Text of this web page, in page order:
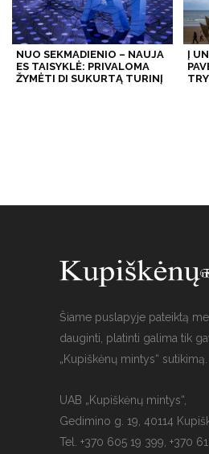
NUO SEKMADIENIO – NAUJA
ES TAISYKLĖ: PRIVALOMA
ŽYMĖTI DI SUKURTĄ TURINĮ
Į
Šiame puslapyje pateiktą
dauginti, platinti galima tik
„Kupiškėnų mintys“ sutikimą.
UAB „Kupiškėnų mintys“,
Gedimino g. 19, 40114
Tel. +370 605 19 399, +370